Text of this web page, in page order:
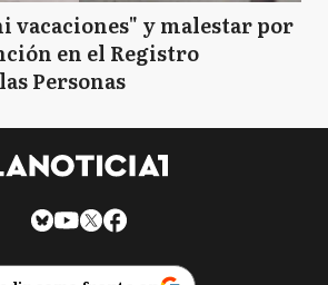
vacaciones" y malestar por
en el Registro
Personas